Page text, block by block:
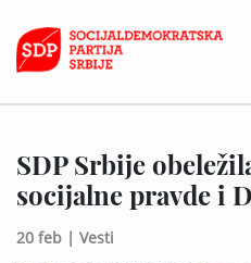
SDP Srbije
socijalne pravde i
20 feb | Vesti